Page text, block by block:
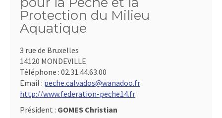
Protection du Milieu
Aquatique
3 rue de Bruxelles
14120 MONDEVILLE
Téléphone : 02.31.44.63.00
Email : peche.calvados@wanadoo.fr
http://www.federation-peche14.fr
Président : GOMES Christian